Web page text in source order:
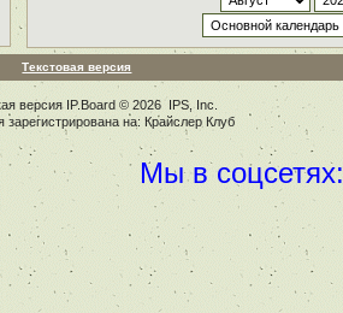
Текстовая версия
версия IP.Board© 2026 IPS, Inc
зарегистрирована на: Крайслер Клуб
Мы в соцсетях: